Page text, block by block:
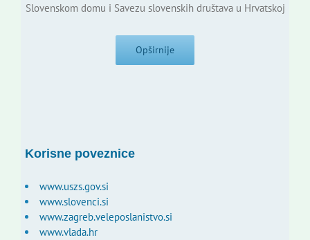
Slovenskom domu i Savezu slovenskih društava u Hrvatskoj
Opširnije
Korisne poveznice
www.uszs.gov.si
www.slovenci.si
www.zagreb.veleposlanistvo.si
www.vlada.hr